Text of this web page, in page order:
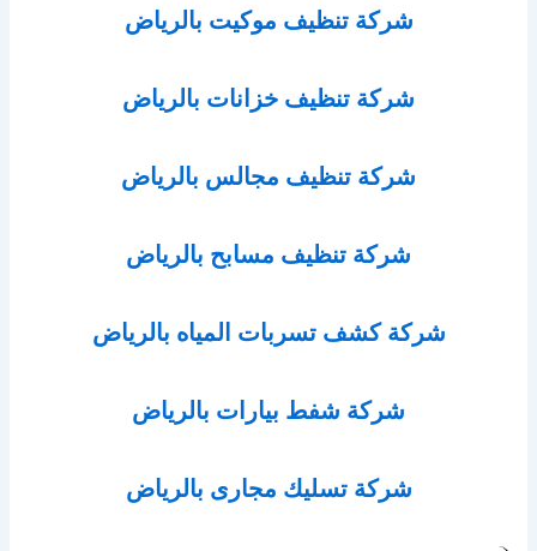
شركة تنظيف موكيت بالرياض
شركة تنظيف خزانات بالرياض
شركة تنظيف مجالس بالرياض
شركة تنظيف مسابح بالرياض
شركة كشف تسربات المياه بالرياض
شركة شفط بيارات بالرياض
شركة تسليك مجارى بالرياض